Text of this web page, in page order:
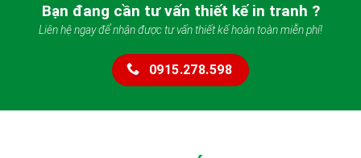
Bạn đang cần tư vấn thiết kế in tranh ?
Liên hệ ngay để nhận được tư vấn thiết kế hoàn toàn miễn phí!
0915.278.598